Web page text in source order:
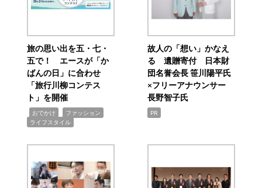
旅の思い出を五・七・
五で！ エースが「か
ばんの日」に合わせ
「旅行川柳コンテス
ト」を開催
おでかけ ファッション
ライフスタイル
故人の「想い」かなえ
る 遺贈寄付 日本財
団名誉会長 笹川陽平氏
×フリーアナウンサー
長野智子氏
PR